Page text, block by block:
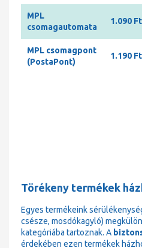
MPL
csomagautomata
1.090 Ft
MPL csomagpont
(PostaPont)
1.190 Ft
Törékeny termékek
Egyes termékeink
csésze, mosdókagyló)
kategóriába tartoznak. A
érdekében ezen termékek